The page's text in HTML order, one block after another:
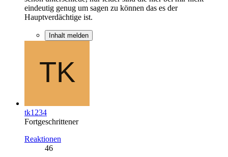
eindeutig genug um sagen zu können das es der
Hauptverdächtige ist.
Inhalt melden
tk1234
Fortgeschrittener
Reaktionen
46